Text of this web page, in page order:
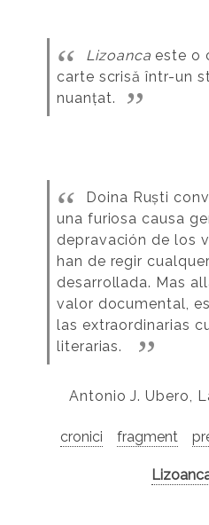
Lizoanca este o
carte scrisă într-un
nuanțat.
Doina Ruști
una furiosa causa
depravación de los
han de regir
desarrollada. Mas
valor documental,
las extraordinarias
literarias.
Antonio J. Ubero,
cronici fragment